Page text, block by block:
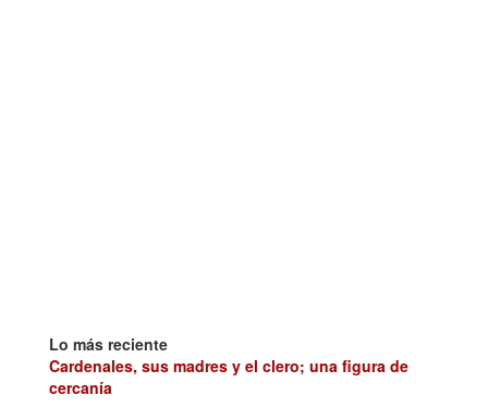
Lo más reciente
Cardenales, sus madres y el clero; una figura de
cercanía